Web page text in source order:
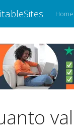
Home